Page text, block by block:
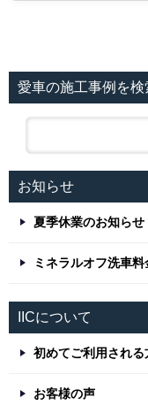
愛車の施工事例を検
お知らせ
夏季休業のお知らせ
ミネラルオフ洗車
IICについて
初めてご利用される
お客様の声